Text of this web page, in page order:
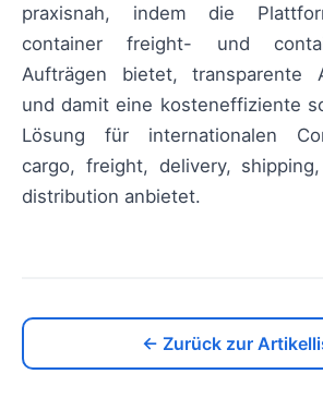
praxisnah, indem die
container freight- und
Aufträgen bietet, transparente
und damit eine kosteneffiziente
Lösung für internationalen
cargo, freight, delivery,
distribution anbietet.
← Zurück zur